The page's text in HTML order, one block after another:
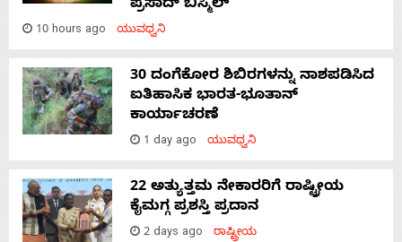
ಪ್ರಸಾದ್ ಬಿಸ್ಮಿಲ್
10 hours ago ಯುವಧ್ವನಿ
30 ದಂಗೆಕೋರ ಶಿಬಿರಗಳನ್ನು ನಾಶಪಡಿಸಿದ
ಐತಿಹಾಸಿಕ ಭಾರತ-ಭೂತಾನ್
ಕಾರ್ಯಾಚರಣೆ
1 day ago ಯುವಧ್ವನಿ
22 ಅತ್ಯುತ್ತಮ ನೇಕಾರರಿಗೆ ರಾಷ್ಟ್ರೀಯ
ಕೈಮಗ್ಗ ಪ್ರಶಸ್ತಿ ಪ್ರದಾನ
2 days ago ರಾಷ್ಟ್ರೀಯ